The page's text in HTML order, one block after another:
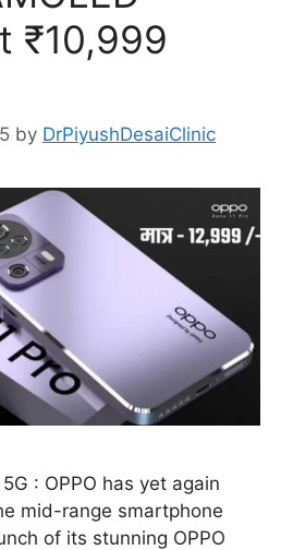
₹10,999
by DrPiyushDesaiClinic
5G : OPPO has yet again
mid-range smartphone
of its stunning OPPO